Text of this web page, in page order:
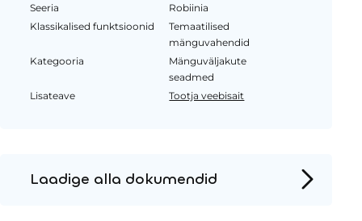
Seeria
Robiinia
Klassikalised funktsioonid
Temaatilised
mänguvahendid
Kategooria
Mänguväljakute
seadmed
Lisateave
Tootja veebisait
Laadige alla dokumendid